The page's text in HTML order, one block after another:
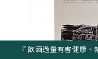
『 飲酒過量有害健康、